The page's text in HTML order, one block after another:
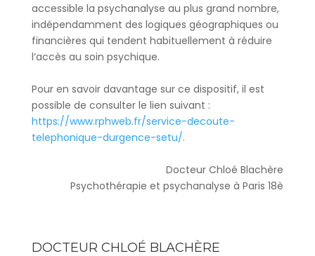
accessible la psychanalyse au plus grand nombre,
indépendamment des logiques géographiques ou
financières qui tendent habituellement à réduire
l’accès au soin psychique.
Pour en savoir davantage sur ce dispositif, il est
possible de consulter le lien suivant :
https://www.rphweb.fr/service-decoute-
telephonique-durgence-setu/.
Docteur Chloé Blachère
Psychothérapie et psychanalyse à Paris 18è
DOCTEUR CHLOÉ BLACHÈRE